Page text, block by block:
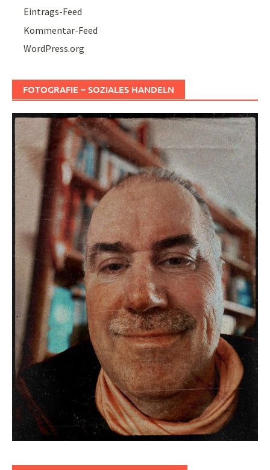
Eintrags-Feed
Kommentar-Feed
WordPress.org
FOTOGRAFIE – SOZIALES HANDELN